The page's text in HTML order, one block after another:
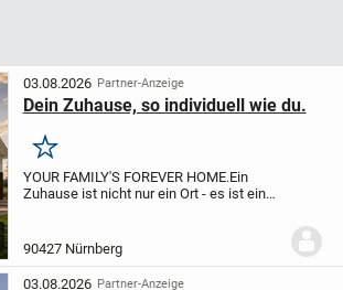
03.08.2026 Partner-Anzeige
Dein Zuhause, so individuell wie du.
Merken
YOUR FAMILY'S FOREVER HOME.Ein
Zuhause ist nicht nur ein Ort - es ist ein
kannst.Mit White&Black bekommst du
90427 Nürnberg
03.08.2026 Partner-Anzeige